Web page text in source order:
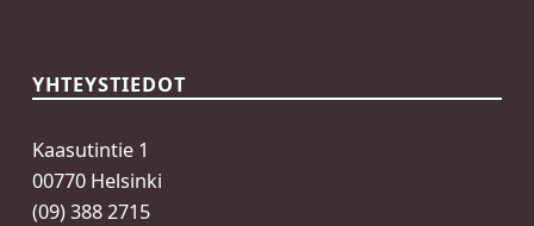
YHTEYSTIEDOT
Kaasutintie 1
00770 Helsinki
(09) 388 2715